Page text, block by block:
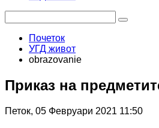
Почеток
УГД живот
obrazovanie
Приказ на
Петок, 05 Февруари 2021 11:50